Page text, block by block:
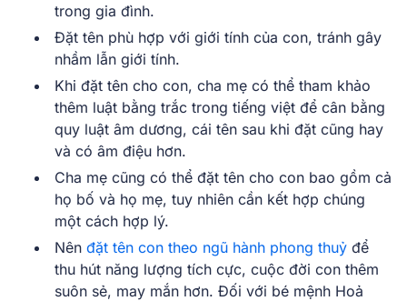
trong gia đình.
Đặt tên phù hợp với giới tính của con, tránh gây
nhầm lẫn giới tính.
Khi đặt tên cho con, cha mẹ có thể tham khảo
thêm luật bằng trắc trong tiếng việt để cân bằng
quy luật âm dương, cái tên sau khi đặt cũng hay
và có âm điệu hơn.
Cha mẹ cũng có thể đặt tên cho con bao gồm cả
họ bố và họ mẹ, tuy nhiên cần kết hợp chúng
một cách hợp lý.
Nên đặt tên con theo ngũ hành phong thuỷ để
thu hút năng lượng tích cực, cuộc đời con thêm
suôn sẻ, may mắn hơn. Đối với bé mệnh Hoả